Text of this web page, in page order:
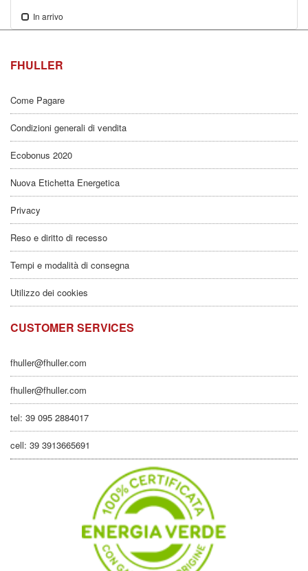
In arrivo
FHULLER
Come Pagare
Condizioni generali di vendita
Ecobonus 2020
Nuova Etichetta Energetica
Privacy
Reso e diritto di recesso
Tempi e modalità di consegna
Utilizzo dei cookies
CUSTOMER SERVICES
fhuller@fhuller.com
fhuller@fhuller.com
tel: 39 095 2884017
cell: 39 3913665691